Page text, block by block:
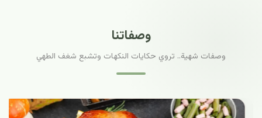
وصفاتنا
وصفات شهية.. تروي حكايات النكهات وتشبع شغف الطهي